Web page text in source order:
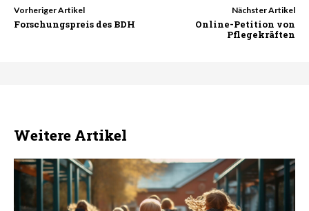
Vorheriger Artikel
Forschungspreis des BDH
Nächster Artikel
Online-Petition von
Pflegekräften
Weitere Artikel